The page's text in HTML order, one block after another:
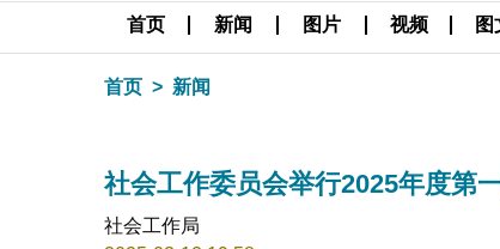
首页 新闻 图片 视频 图
首页 新闻
社会工作委员会举行2025年度第
社会工作局